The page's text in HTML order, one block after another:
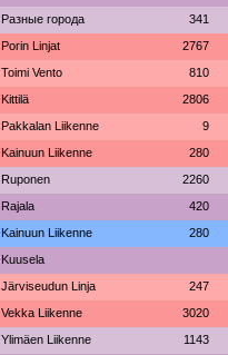
Разные города 341
Porin Linjat 2767
Toimi Vento 810
Kittilä 2806
Pakkalan Liikenne 9
Kainuun Liikenne 280
Ruponen 2260
Rajala 420
Kainuun Liikenne 280
Kuusela
Järviseudun Linja 247
Vekka Liikenne 3020
Ylimäen Liikenne 1143